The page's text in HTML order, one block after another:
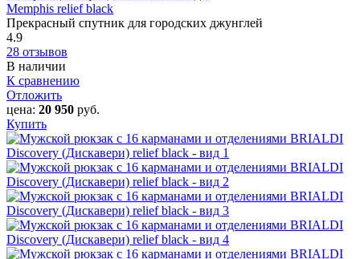
Memphis relief black
Прекрасный спутник для городских джунглей
4.9
28 отзывов
В наличии
К сравнению
Отложить
цена: 20 950 руб.
Купить